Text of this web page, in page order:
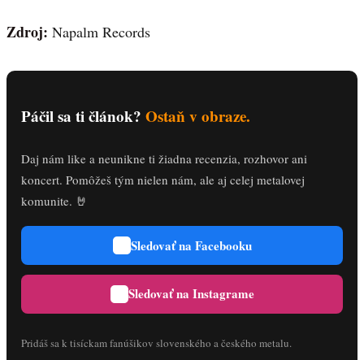
Zdroj: Napalm Records
Páčil sa ti článok? Ostaň v obraze.
Daj nám like a neunikne ti žiadna recenzia, rozhovor ani
koncert. Pomôžeš tým nielen nám, ale aj celej metalovej
komunite. 🤘
Sledovať na Facebooku
Sledovať na Instagrame
Pridáš sa k tisíckam fanúšikov slovenského a českého metalu.